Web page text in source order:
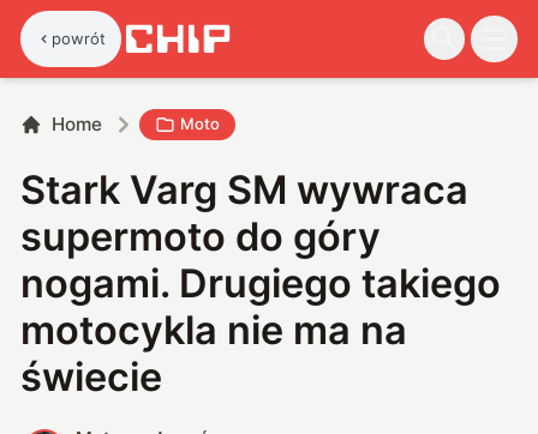
powrót
Home Moto
Stark Varg SM wywraca
supermoto do góry
nogami. Drugiego takiego
motocykla nie ma na
świecie